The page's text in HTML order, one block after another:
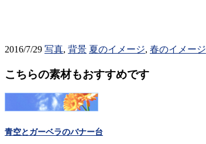
2016/7/29 写真, 背景 夏のイメージ, 春のイメージ
こちらの素材もおすすめです
青空とガーベラのバナー台